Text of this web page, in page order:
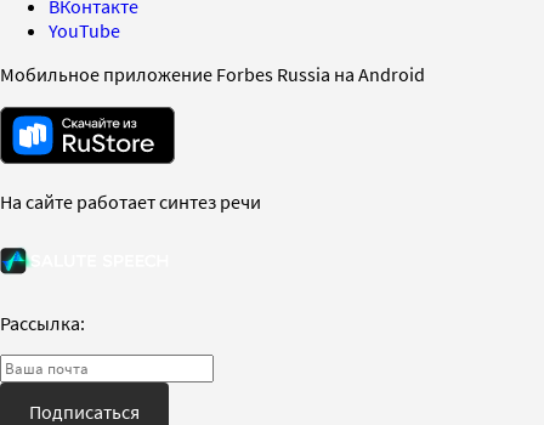
ВКонтакте
YouTube
Мобильное приложение Forbes Russia на Android
На сайте работает синтез речи
Рассылка:
Подписаться